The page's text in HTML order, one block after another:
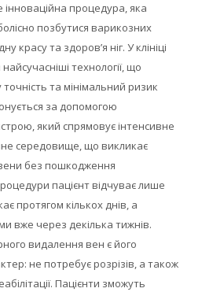
інноваційна процедура, яка
позбутися варикозних
красу та здоров’я ніг. У клініці
технології, що
та мінімальний ризик
за допомогою
який спрямовує інтенсивне
середовище, що викликає
без пошкодження
пацієнт відчуває лише
протягом кількох днів, а
вже через декілька тижнів.
видалення вен є його
не потребує розрізів, а також
Пацієнти зможуть